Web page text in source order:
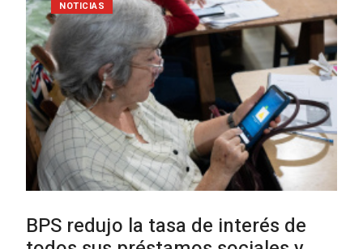
UTE hizo llamado laboral para
personas en situación de
discapacidad
03-08-2026